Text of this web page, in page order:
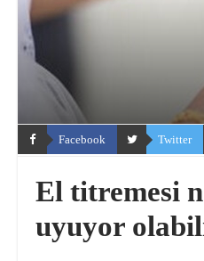
Facebook Twitter
El titremesi
uyuyor